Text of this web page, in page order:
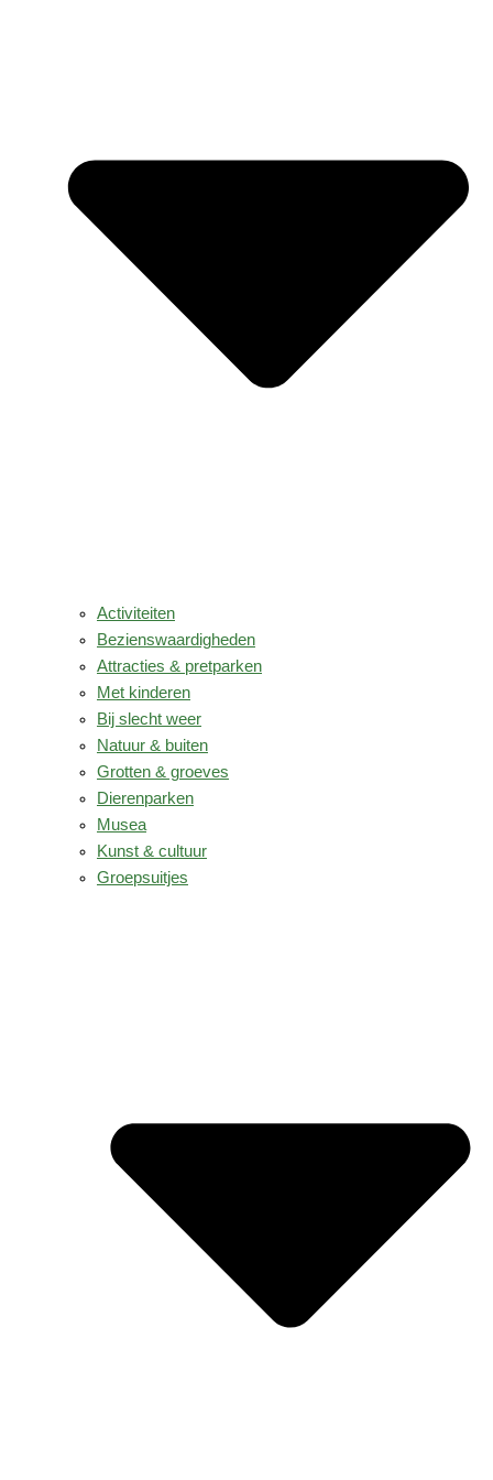
Activiteiten
Bezienswaardigheden
Attracties & pretparken
Met kinderen
Bij slecht weer
Natuur & buiten
Grotten & groeves
Dierenparken
Musea
Kunst & cultuur
Groepsuitjes